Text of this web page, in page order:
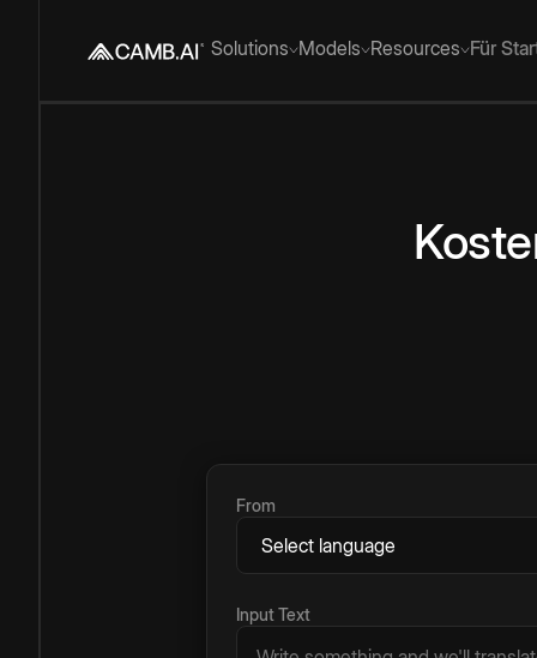
Solutions Models Resources Für
From
Input Text